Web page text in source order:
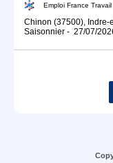
Emploi France Travail
Chinon (37500), Indre-
Saisonnier - 27/07/